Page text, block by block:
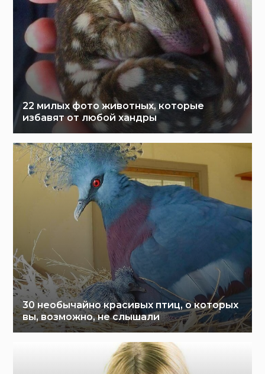
22 милых фото животных, которые
избавят от любой хандры
30 необычайно красивых птиц, о которых
вы, возможно, не слышали